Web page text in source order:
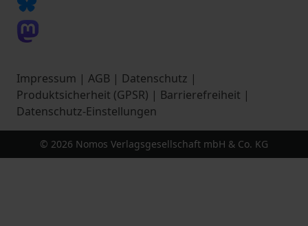
Impressum | AGB | Datenschutz |
Produktsicherheit (GPSR) | Barrierefreiheit |
Datenschutz-Einstellungen
© 2026 Nomos Verlagsgesellschaft mbH & Co. KG